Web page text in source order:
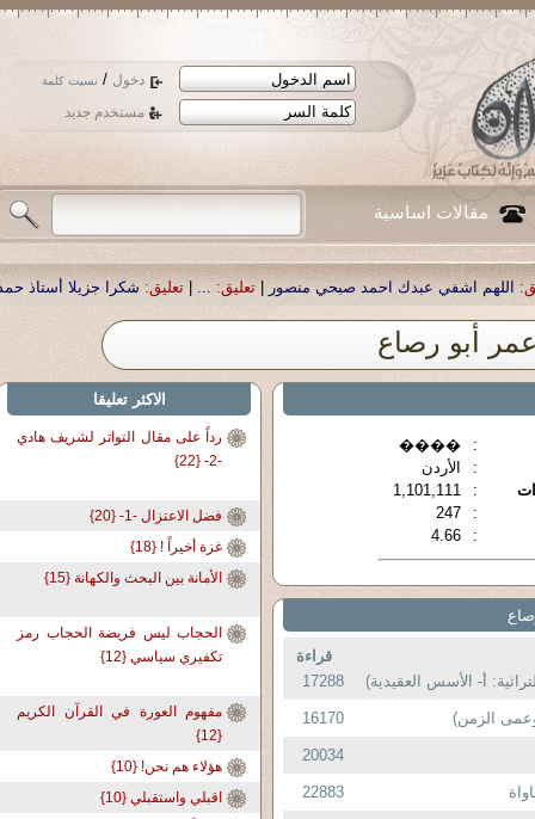
دخول / نسيت كلمة
مستخدم جديد
مقالات اساسية
صبحي منصور|تعليق: ...
|تعليق: شكرا جزيلا أستاذ حمد الحمد .أكرمكم الله .|
أبو رصاع
:
����
:
الأردن
:
1,101,111
:
247
:
4.66
قراءة
17288
16170
20034
22883
الاكثر تعليقا
رداً على مقال التواتر لشريف هادي
-2- {22}
فضل الاعتزال -1- {20}
غزة أخيراً ! {18}
الأمانة بين البحث والكهانة {15}
الحجاب ليس فريضة الحجاب رمز
تكفيري سياسي {12}
مفهوم العورة في القرآن الكريم
{12}
هؤلاء هم نحن! {10}
اقبلي واستقبلي {10}